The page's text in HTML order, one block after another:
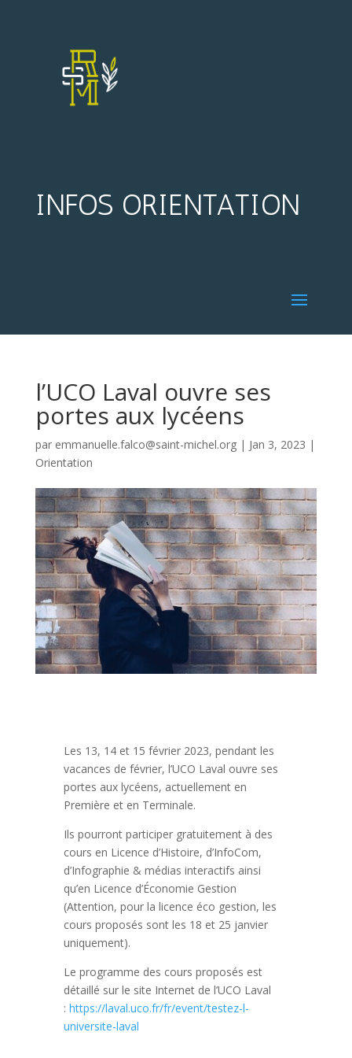
INFOS ORIENTATION
l’UCO Laval ouvre ses
portes aux lycéens
par emmanuelle.falco@saint-michel.org| Jan 3, 2023 |
Orientation
Les 13, 14 et 15 février 2023, pendant les
vacances de février, l’UCO Laval ouvre ses
portes aux lycéens, actuellement en
Première et en Terminale.
Ils pourront participer gratuitement à des
cours en Licence d’Histoire, d’InfoCom,
d’Infographie & médias interactifs ainsi
qu’en Licence d’Économie Gestion
(Attention, pour la licence éco gestion, les
cours proposés sont les 18 et 25 janvier
uniquement).
Le programme des cours proposés est
détaillé sur le site Internet de l’UCO Laval
: https://laval.uco.fr/fr/event/testez-l-
universite-laval